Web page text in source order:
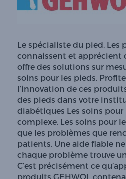
Le spécialiste du pied.
connaissent et apprécient
offre des solutions sur
soins pour les pieds.
l’innovation de ces
des pieds dans votre
diabétiques Les soins
complexe. Les soins pour
que les problèmes que
patients. Une aide fiable
chaque problème trouve
C’est précisément ce
produits GEHWOL